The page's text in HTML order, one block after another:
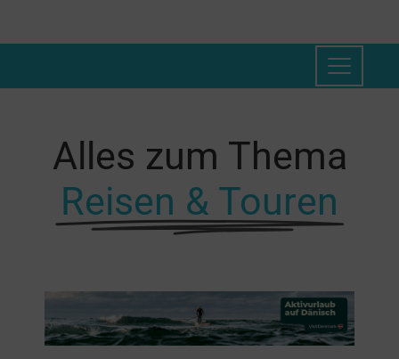
Alles zum Thema
Reisen & Touren